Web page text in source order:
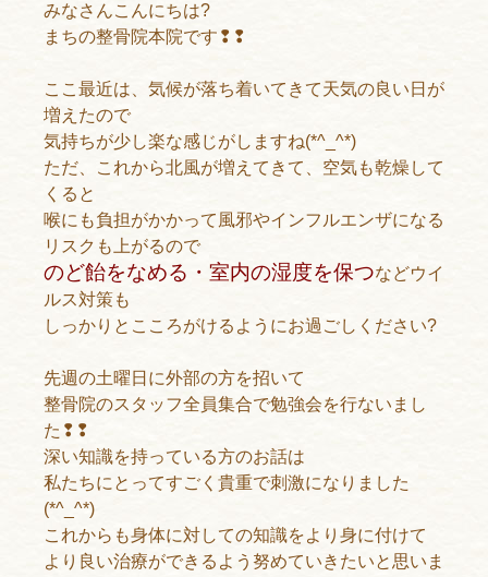
みなさんこんにちは?
まちの整骨院本院です❢❢
ここ最近は、気候が落ち着いてきて天気の良い日が
増えたので
気持ちが少し楽な感じがしますね(*^_^*)
ただ、これから北風が増えてきて、空気も乾燥して
くると
喉にも負担がかかって風邪やインフルエンザになる
リスクも上がるので
のど飴をなめる・室内の湿度を保つなどウイ
ルス対策も
しっかりとこころがけるようにお過ごしください?
先週の土曜日に外部の方を招いて
整骨院のスタッフ全員集合で勉強会を行ないまし
た❢❢
深い知識を持っている方のお話は
私たちにとってすごく貴重で刺激になりました
(*^_^*)
これからも身体に対しての知識をより身に付けて
より良い治療ができるよう努めていきたいと思いま